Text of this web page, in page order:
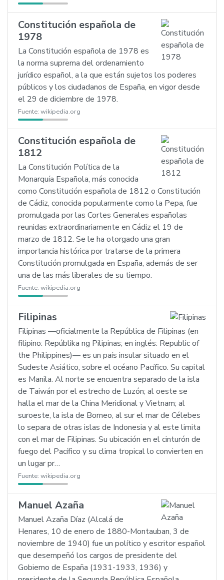
Constitución española de
1978
La Constitución española de 1978 es
la norma suprema del ordenamiento
jurídico español, a la que están sujetos los poderes
públicos y los ciudadanos de España, en vigor desde
el 29 de diciembre de 1978.
Fuente: wikipedia.org
Constitución española de
1812
La Constitución Política de la
Monarquía Española, más conocida
como Constitución española de 1812 o Constitución
de Cádiz, conocida popularmente como la Pepa, fue
promulgada por las Cortes Generales españolas
reunidas extraordinariamente en Cádiz el 19 de
marzo de 1812. Se le ha otorgado una gran
importancia histórica por tratarse de la primera
Constitución promulgada en España, además de ser
una de las más liberales de su tiempo.
Fuente: wikipedia.org
Filipinas
Filipinas —oficialmente la República de Filipinas (en
filipino: Repúblika ng Pilipinas; en inglés: Republic of
the Philippines)— es un país insular situado en el
Sudeste Asiático, sobre el océano Pacífico. Su capital
es Manila. Al norte se encuentra separado de la isla
de Taiwán por el estrecho de Luzón; al oeste se
halla el mar de la China Meridional y Vietnam; al
suroeste, la isla de Borneo, al sur el mar de Célebes
lo separa de otras islas de Indonesia y al este limita
con el mar de Filipinas. Su ubicación en el cinturón de
fuego del Pacífico y su clima tropical lo convierten en
un lugar pr…
Fuente: wikipedia.org
Manuel Azaña
Manuel Azaña Díaz (Alcalá de
Henares, 10 de enero de 1880-Montauban, 3 de
noviembre de 1940) fue un político y escritor español
que desempeñó los cargos de presidente del
Gobierno de España (1931-1933, 1936) y